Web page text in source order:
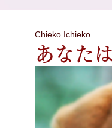
あなた
Chieko.Ichieko